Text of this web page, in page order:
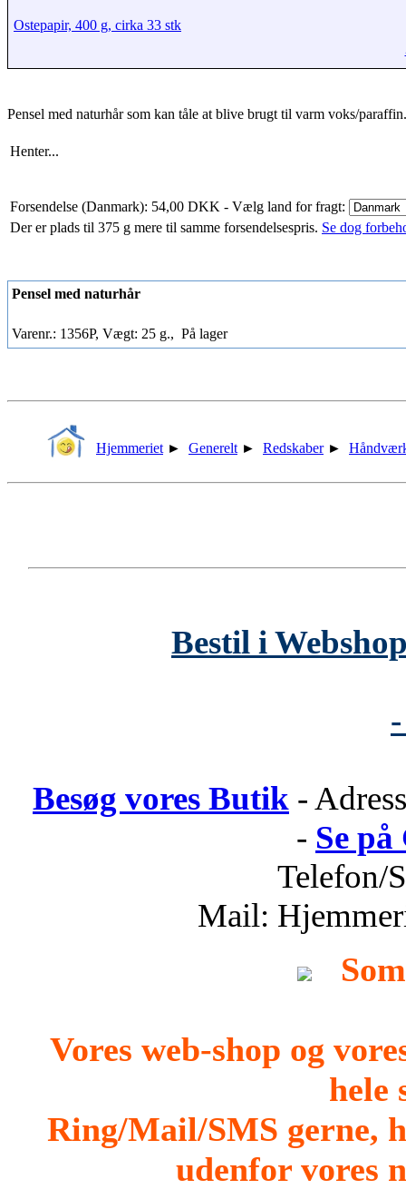
Ostepapir, 400 g, cirka 33 stk
Pensel med naturhår som kan tåle at blive brugt til varm voks/paraffin.
Henter...
Forsendelse (Danmark): 54,00 DKK - Vælg land for fragt:
Der er plads til 375 g mere til samme forsendelsespris. Se dog
Pensel med naturhår
Varenr.: 1356P, Vægt: 25 g., På lager
Hjemmeriet ► Generelt ► Redskaber ►
Bestil i
Besøg vores Butik -
- Se
Telefon/
Mail:
Vores web-shop og
hele
Ring/Mail/SMS gerne,
udenfor vores